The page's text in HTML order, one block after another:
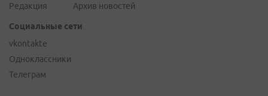
Редакция
Архив новостей
Социальные сети
vkontakte
Одноклассники
Телеграм